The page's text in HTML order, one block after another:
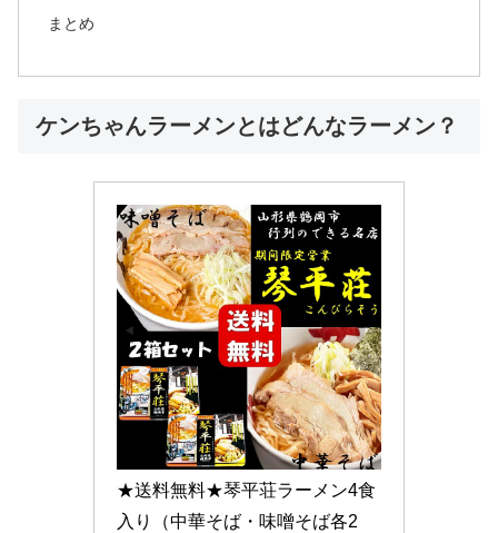
まとめ
ケンちゃんラーメンとはどんなラーメン？
★送料無料★琴平荘ラーメン4食
入り（中華そば・味噌そば各2